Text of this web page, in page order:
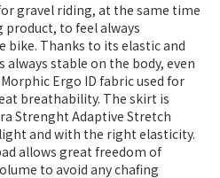
gravel riding, at the same time
to feel always
bike. Thanks to its elastic and
stable on the body, even
Ergo ID fabric used for
breathability. The skirt is
Strenght Adaptive Stretch
and with the right elasticity.
allows great freedom of
to avoid any chafing